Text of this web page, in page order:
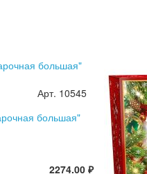
Арт. 10545
большая"
2274.00 ₽